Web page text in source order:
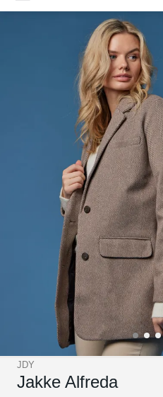
JDY
Jakke Alfreda